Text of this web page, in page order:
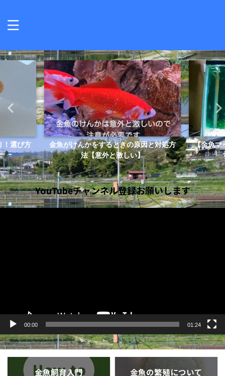
と対処方
【金魚マイスター直伝】水槽をリセット
すべき状況や方法を...
金魚マイ
YouTubeチャンネル登録お願いします
00:00 01:24
金魚飼育入門 金魚の繁殖について